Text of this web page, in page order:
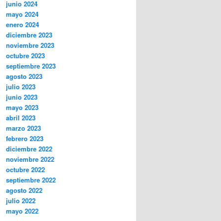
junio 2024
mayo 2024
enero 2024
diciembre 2023
noviembre 2023
octubre 2023
septiembre 2023
agosto 2023
julio 2023
junio 2023
mayo 2023
abril 2023
marzo 2023
febrero 2023
diciembre 2022
noviembre 2022
octubre 2022
septiembre 2022
agosto 2022
julio 2022
mayo 2022